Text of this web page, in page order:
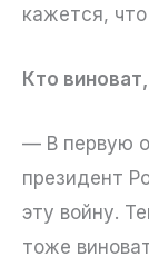
кажется,
Кто
— В первую
президент
эту войну.
тоже